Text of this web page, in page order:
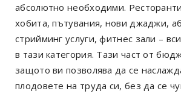
абсолютно необходими.
хобита, пътувания, нови джаджи,
стрийминг услуги, фитнес зали –
в тази категория. Тази част от
защото ви позволява да се
плодовете на труда си, без да се